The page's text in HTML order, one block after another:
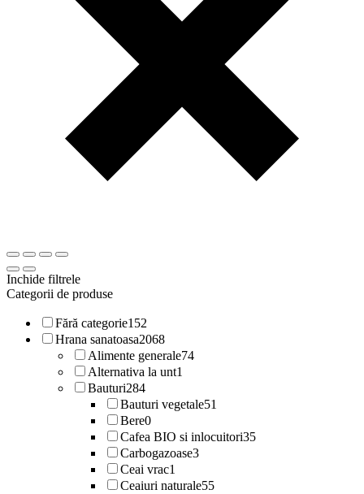
Inchide filtrele
Categorii de produse
Fără categorie152
Hrana sanatoasa2068
Alimente generale74
Alternativa la unt1
Bauturi284
Bauturi vegetale51
Bere0
Cafea BIO si inlocuitori35
Carbogazoase3
Ceai vrac1
Ceaiuri naturale55